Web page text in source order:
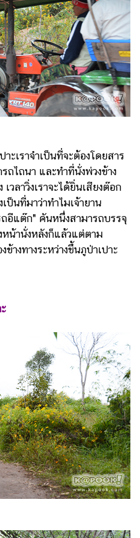
ราจำเป็นที่จะต้องโดยสาร
ถไถนา และทำที่นั่งพ่วงข้าง
วลาวิ่งเราจะได้ยิ่นเสียงต๊อก
ป็นที่มาว่าทำไมเจ้ายาน
อีแต๊ก" คันหนึ่งสามารถบรรจุ
น้านั่งหลังก็แล้วแต่ตาม
างทางระหว่างขึ้นภูป่าเปาะ